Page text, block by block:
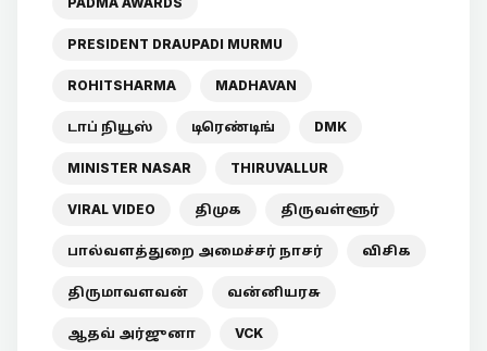
PRESIDENT DRAUPADI MURMU
ROHITSHARMA MADHAVAN
டாப் நியூஸ் டிரெண்டிங் DMK
MINISTER NASAR THIRUVALLUR
VIRAL VIDEO திமுக திருவள்ளூர்
பால்வளத்துறை அமைச்சர் நாசர் விசிக
திருமாவளவன் வன்னியரசு
ஆதவ் அர்ஜுனா VCK